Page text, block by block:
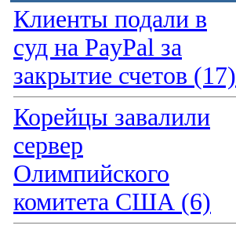
Клиенты подали в
суд на PayPal за
закрытие счетов (17)
Корейцы завалили
сервер
Олимпийского
комитета США (6)